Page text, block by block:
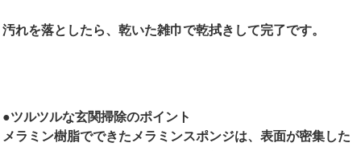
汚れを落としたら、乾いた雑巾で乾拭きして完了です。
●ツルツルな玄関掃除のポイント
メラミン樹脂でできたメラミンスポンジは、表面が密集した